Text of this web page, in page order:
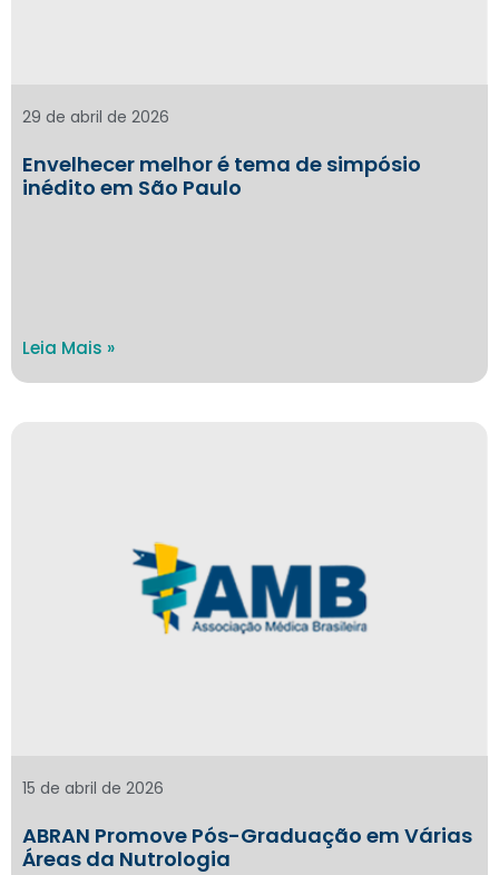
Envelhecer melhor é tema de simpósio
inédito em São Paulo
29 de abril de 2026
Leia Mais »
ABRAN Promove Pós-Graduação em Várias
Áreas da Nutrologia
15 de abril de 2026